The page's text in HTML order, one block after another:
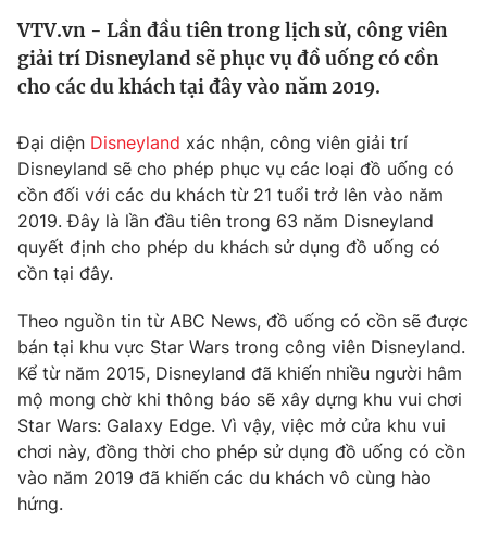
Thế giới
Thế giới đó đây
Câu chuyện quốc tế
Kinh tế
Tài chính
Thị trường
Góc doanh nghiệp
Dữ liệu và đời sống
Truyền hình
Phim VTV
Hậu trường
Nhân vật
Khán giả
Giải sao mai
Giải trí
Điện ảnh
Âm nhạc
Sao
Đời sống
Du lịch
Làm đẹp
Giáo dục
Tuyển sinh
Công nghệ
VTV.vn - Lần đầu tiên trong lịch sử, công viên
giải trí Disneyland sẽ phục vụ đồ uống có cồn
cho các du khách tại đây vào năm 2019.
Đại diện Disneyland xác nhận, công viên giải trí
Disneyland sẽ cho phép phục vụ các loại đồ uống có
cồn đối với các du khách từ 21 tuổi trở lên vào năm
2019. Đây là lần đầu tiên trong 63 năm Disneyland
quyết định cho phép du khách sử dụng đồ uống có
cồn tại đây.
Theo nguồn tin từ ABC News, đồ uống có cồn sẽ được
bán tại khu vực Star Wars trong công viên Disneyland.
Kể từ năm 2015, Disneyland đã khiến nhiều người hâm
mộ mong chờ khi thông báo sẽ xây dựng khu vui chơi
Star Wars: Galaxy Edge. Vì vậy, việc mở cửa khu vui
chơi này, đồng thời cho phép sử dụng đồ uống có cồn
vào năm 2019 đã khiến các du khách vô cùng hào
hứng.